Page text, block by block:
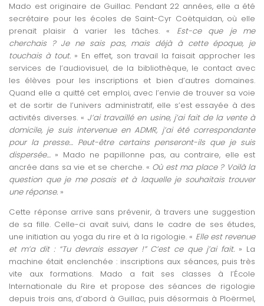
Mado est originaire de Guillac. Pendant 22 années, elle a été
secrétaire pour les écoles de Saint-Cyr Coëtquidan, où elle
prenait plaisir à varier les tâches. « Est-ce que je me
cherchais ? Je ne sais pas, mais déjà à cette époque, je
touchais à tout. » En effet, son travail la faisait approcher les
services de l’audiovisuel, de la bibliothèque, le contact avec
les élèves pour les inscriptions et bien d’autres domaines.
Quand elle a quitté cet emploi, avec l’envie de trouver sa voie
et de sortir de l’univers administratif, elle s’est essayée à des
activités diverses. « J’ai travaillé en usine, j’ai fait de la vente à
domicile, je suis intervenue en ADMR, j’ai été correspondante
pour la presse… Peut-être certains penseront-ils que je suis
dispersée… » Mado ne papillonne pas, au contraire, elle est
ancrée dans sa vie et se cherche. « Où est ma place ? Voilà la
question que je me posais et à laquelle je souhaitais trouver
une réponse. »
Cette réponse arrive sans prévenir, à travers une suggestion
de sa fille. Celle-ci avait suivi, dans le cadre de ses études,
une initiation au yoga du rire et à la rigologie. « Elle est revenue
et m’a dit : “Tu devrais essayer !” C’est ce que j’ai fait. » La
machine était enclenchée : inscriptions aux séances, puis très
vite aux formations. Mado a fait ses classes à l’École
Internationale du Rire et propose des séances de rigologie
depuis trois ans, d’abord à Guillac, puis désormais à Ploërmel,